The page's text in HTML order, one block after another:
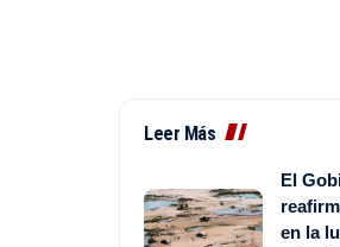
Leer Más
El
en la